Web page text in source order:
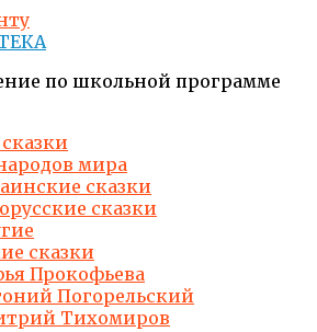
по школьной программе
мира
сказки
сказки
сказки
Прокофьева
Погорельский
Тихомиров